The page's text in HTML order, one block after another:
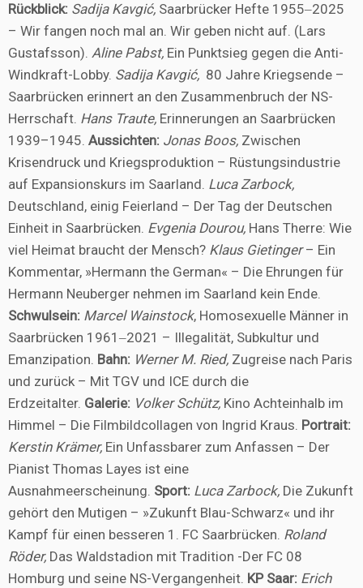
Rückblick: Sadija Kavgić, Saarbrücker Hefte 1955‒2025
– Wir fangen noch mal an. Wir geben nicht auf. (Lars
Gustafsson). Aline Pabst, Ein Punktsieg gegen die Anti-
Windkraft-Lobby. Sadija Kavgić, 80 Jahre Kriegsende –
Saarbrücken erinnert an den Zusammenbruch der NS-
Herrschaft. Hans Traute, Erinnerungen an Saarbrücken
1939–1945. Aussichten: Jonas Boos, Zwischen
Krisendruck und Kriegsproduktion – Rüstungsindustrie
auf Expansionskurs im Saarland. Luca Zarbock,
Deutschland, einig Feierland – Der Tag der Deutschen
Einheit in Saarbrücken. Evgenia Dourou, Hans Therre: Wie
viel Heimat braucht der Mensch? Klaus Gietinger– Ein
Kommentar, »Hermann the German« – Die Ehrungen für
Hermann Neuberger nehmen im Saarland kein Ende.
Schwulsein: Marcel Wainstock, Homosexuelle Männer in
Saarbrücken 1961‒2021 – Illegalität, Subkultur und
Emanzipation. Bahn: Werner M. Ried, Zugreise nach Paris
und zurück – Mit TGV und ICE durch die
Erdzeitalter. Galerie: Volker Schütz, Kino Achteinhalb im
Himmel – Die Filmbildcollagen von Ingrid Kraus. Portrait:
Kerstin Krämer, Ein Unfassbarer zum Anfassen – Der
Pianist Thomas Layes ist eine
Ausnahmeerscheinung. Sport: Luca Zarbock, Die Zukunft
gehört den Mutigen – »Zukunft Blau-Schwarz« und ihr
Kampf für einen besseren 1. FC Saarbrücken. Roland
Röder, Das Waldstadion mit Tradition -Der FC 08
Homburg und seine NS-Vergangenheit. KP Saar: Erich